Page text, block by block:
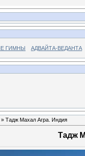
ГИМНЫ АДВАЙТА-ВЕДАНТА
» Тадж Махал Агра. Индия
Тадж